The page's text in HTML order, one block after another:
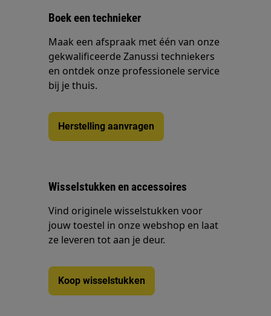
Boek een technieker
Maak een afspraak met één van onze
gekwalificeerde Zanussi techniekers
en ontdek onze professionele service
bij je thuis.
Herstelling aanvragen
Wisselstukken en accessoires
Vind originele wisselstukken voor
jouw toestel in onze webshop en laat
ze leveren tot aan je deur.
Koop wisselstukken